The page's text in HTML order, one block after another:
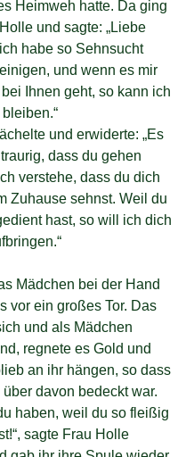
Heimweh hatte. Da ging
und sagte: „Liebe
habe so Sehnsucht
und wenn es mir
Ihnen geht, so kann ich
und erwiderte: „Es
dass du gehen
verstehe, dass du dich
Zuhause sehnst. Weil du
hast, so will ich dich
Mädchen bei der Hand
vor ein großes Tor. Das
und als Mädchen
regnete es Gold und
an ihr hängen, so dass
davon bedeckt war.
haben, weil du so fleißig
sagte Frau Holle